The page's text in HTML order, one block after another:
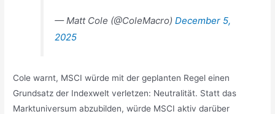
— Matt Cole (@ColeMacro)December 5,
2025
Cole warnt, MSCI würde mit der geplanten Regel einen
Grundsatz der Indexwelt verletzen: Neutralität. Statt das
Marktuniversum abzubilden, würde MSCI aktiv darüber